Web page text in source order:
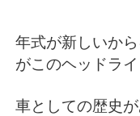
年式が新しいか
がこのヘッドラ
車としての歴史